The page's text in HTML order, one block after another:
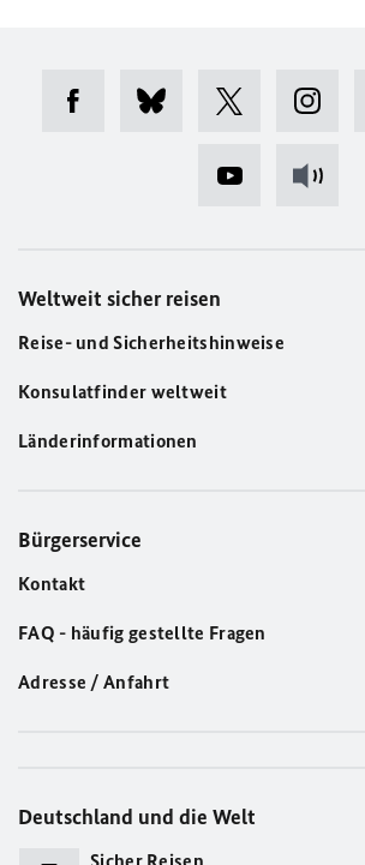
Weltweit sicher reisen
Reise- und Sicherheitshinweise
Konsulatfinder weltweit
Länderinformationen
Bürgerservice
Kontakt
FAQ - häufig gestellte Fragen
Adresse / Anfahrt
Deutschland und die Welt